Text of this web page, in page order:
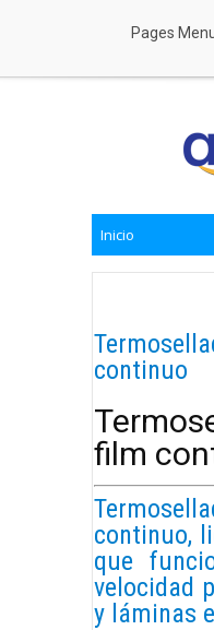
Pages
Inicio
continuo
film
continuo,
que
velocidad
y láminas